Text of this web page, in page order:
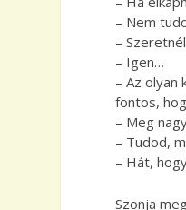
– Nem
–
– Igen…
– Az olyan
fontos,
– Meg
– Tudod,
– Hát,
Szonja